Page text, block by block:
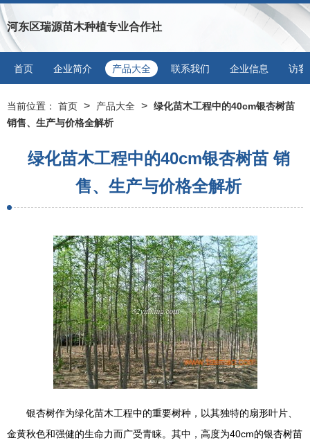
河东区瑞源苗木种植专业合作社
首页 企业简介 产品大全 联系我们 企业信息 访客
当前位置： 首页 > 产品大全 > 绿化苗木工程中的40cm银杏树苗
销售、生产与价格全解析
绿化苗木工程中的40cm银杏树苗 销
售、生产与价格全解析
银杏树作为绿化苗木工程中的重要树种，以其独特的扇形叶片、
金黄秋色和强健的生命力而广受青睐。其中，高度为40cm的银杏树苗